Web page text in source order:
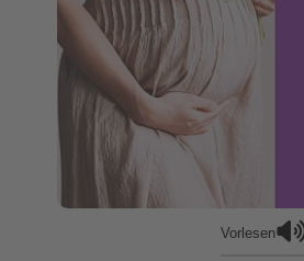
Vorlesen